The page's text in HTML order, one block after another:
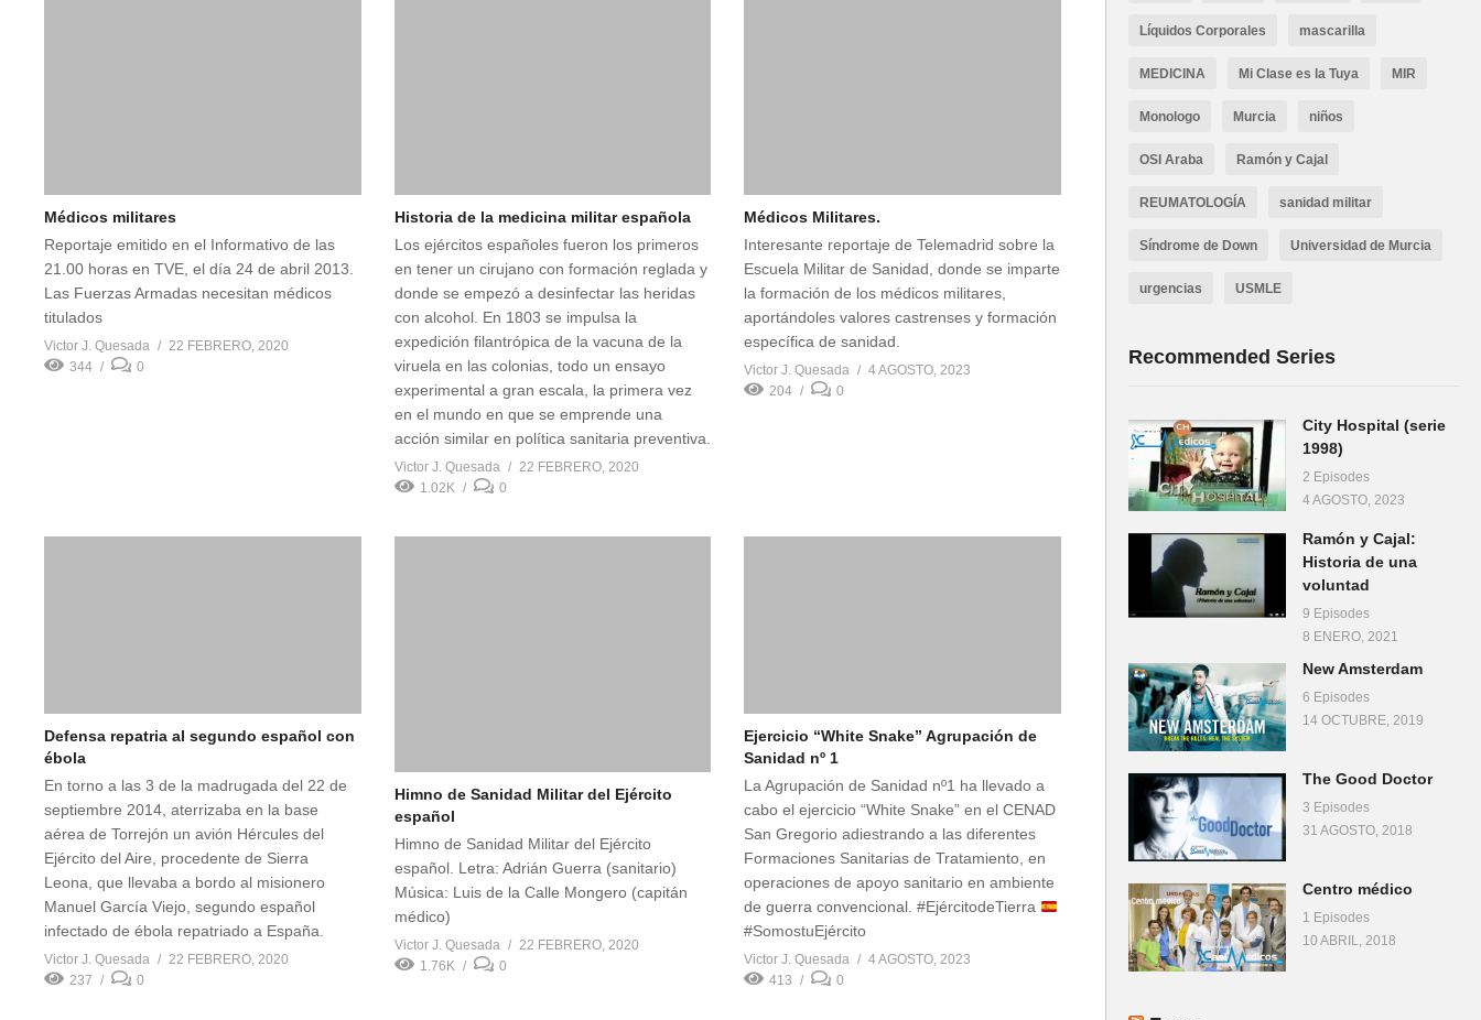
Médicos militares
Reportaje emitido en el Informativo de las
21.00 horas en TVE, el día 24 de abril 2013.
Las Fuerzas Armadas necesitan médicos
titulados
Victor J. Quesada
22 FEBRERO, 2020
344
0
Historia de la medicina militar española
Los ejércitos españoles fueron los primeros
en tener un cirujano con formación reglada y
donde se empezó a desinfectar las heridas
con alcohol. En 1803 se impulsa la
expedición filantrópica de la vacuna de la
viruela en las colonias, todo un ensayo
experimental a gran escala, la primera vez
en el mundo en que se emprende una
acción similar en política sanitaria preventiva.
Victor J. Quesada
22 FEBRERO, 2020
1.02K
0
Médicos Militares.
Interesante reportaje de Telemadrid sobre la
Escuela Militar de Sanidad, donde se imparte
la formación de los médicos militares,
aportándoles valores castrenses y formación
específica de sanidad.
Victor J. Quesada
4 AGOSTO, 2023
204
0
Defensa repatria al segundo español con
ébola
En torno a las 3 de la madrugada del 22 de
septiembre 2014, aterrizaba en la base
aérea de Torrejón un avión Hércules del
Ejército del Aire, procedente de Sierra
Leona, que llevaba a bordo al misionero
Manuel García Viejo, segundo español
infectado de ébola repatriado a España.
Victor J. Quesada
22 FEBRERO, 2020
237
0
Himno de Sanidad Militar del Ejército
español
Himno de Sanidad Militar del Ejército
español. Letra: Adrián Guerra (sanitario)
Música: Luis de la Calle Mongero (capitán
médico)
Victor J. Quesada
22 FEBRERO, 2020
1.76K
0
Ejercicio “White Snake” Agrupación de
Sanidad nº 1
La Agrupación de Sanidad nº1 ha llevado a
cabo el ejercicio “White Snake” en el CENAD
San Gregorio adiestrando a las diferentes
Formaciones Sanitarias de Tratamiento, en
operaciones de apoyo sanitario en ambiente
de guerra convencional. #EjércitodeTierra
#SomostuEjército
Victor J. Quesada
4 AGOSTO, 2023
413
0
Líquidos Corporales mascarilla
MEDICINA Mi Clase es la Tuya MIR
Monologo Murcia niños
OSI Araba Ramón y Cajal
REUMATOLOGÍA sanidad militar
Síndrome de Down Universidad de Murcia
urgencias USMLE
Recommended Series
City Hospital (serie
1998)
2 Episodes
4 AGOSTO, 2023
Ramón y Cajal:
Historia de una
voluntad
9 Episodes
8 ENERO, 2021
New Amsterdam
6 Episodes
14 OCTUBRE, 2019
The Good Doctor
3 Episodes
31 AGOSTO, 2018
Centro médico
1 Episodes
10 ABRIL, 2018